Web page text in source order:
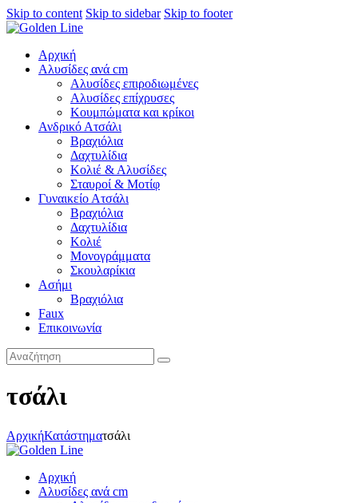
Skip to content Skip to sidebar Skip to footer
Αρχική
Αλυσίδες ανά cm
Αλυσίδες επιροδιωμένες
Αλυσίδες επίχρυσες
Κουμπώματα και κρίκοι
Ανδρικό Ατσάλι
Βραχιόλια
Δαχτυλίδια
Κολιέ & Αλυσίδες
Σταυροί & Μοτίφ
Γυναικείο Ατσάλι
Βραχιόλια
Δαχτυλίδια
Κολιέ
Μονογράμματα
Σκουλαρίκια
Ασήμι
Βραχιόλια
Faux
Επικοινωνία
τσάλι
ΑρχικήΚατάστηματσάλι
Αρχική
Αλυσίδες ανά cm